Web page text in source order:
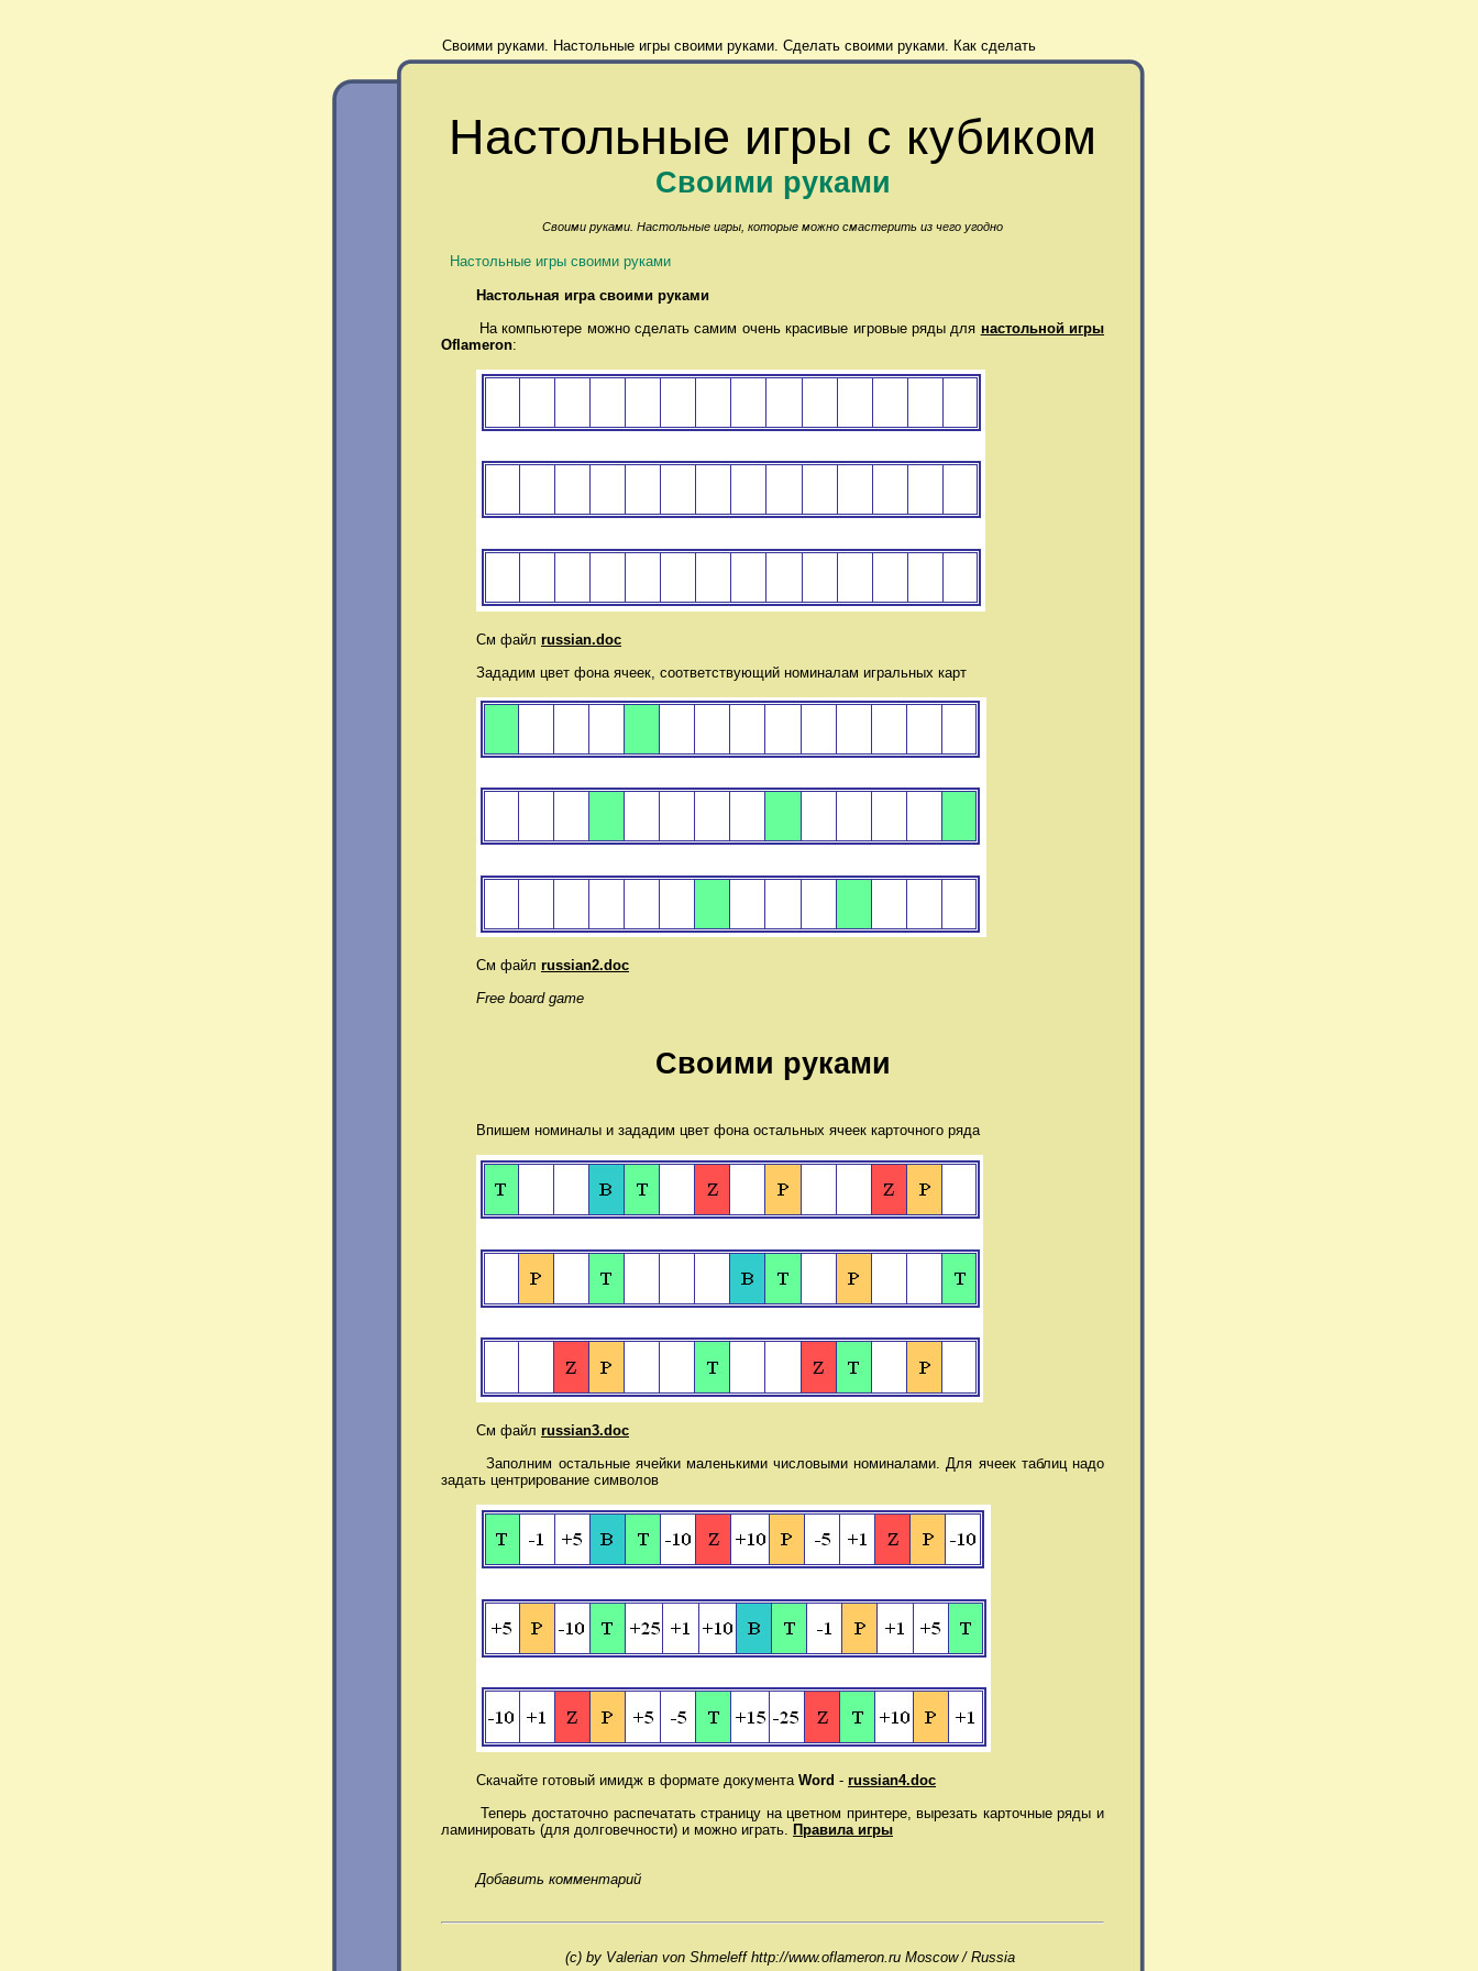
Своими руками. Настольные игры своими руками. Сделать своими руками. Как сделать
Настольные игры с кубиком
Своими руками
Своими руками. Настольные игры, которые можно смастерить из чего угодно
Настольные игры своими руками
Настольная игра своими руками
На компьютере можно сделать самим очень красивые игровые ряды для настольной игры
Oflameron:
См файл russian.doc
Зададим цвет фона ячеек, соответствующий номиналам игральных карт
См файл russian2.doc
Free board game
Своими руками
Впишем номиналы и зададим цвет фона остальных ячеек карточного ряда
См файл russian3.doc
Заполним остальные ячейки маленькими числовыми номиналами. Для ячеек таблиц надо
задать центрирование символов
Скачайте готовый имидж в формате документа Word - russian4.doc
Теперь достаточно распечатать страницу на цветном принтере, вырезать карточные ряды и
ламинировать (для долговечности) и можно играть. Правила игры
Добавить комментарий
(c) by Valerian von Shmeleff http://www.oflameron.ru Moscow / Russia